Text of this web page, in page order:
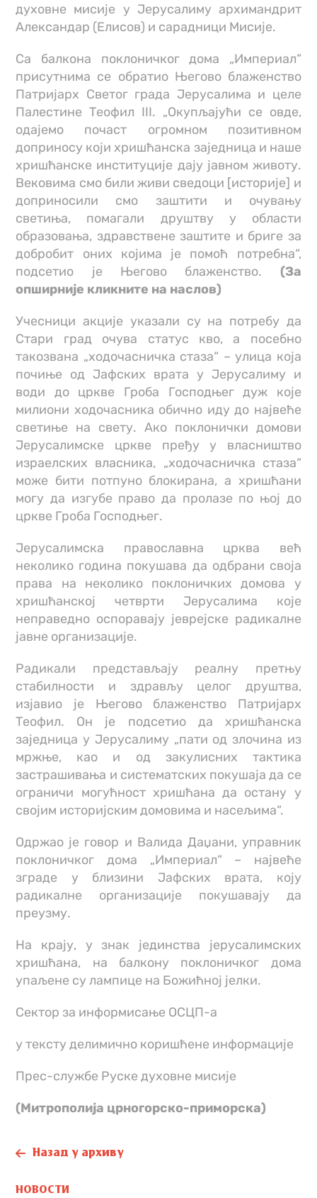
духовне мисије у Јерусалиму архимандрит
Александар (Елисов) и сарадници Мисије.
Са балкона поклоничког дома „Империал“
присутнима се обратио Његово блаженство
Патријарх Светог града Јерусалима и целе
Палестине Теофил III. „Окупљајући се овде,
одајемо почаст огромном позитивном
доприносу који хришћанска заједница и наше
хришћанске институције дају јавном животу.
Вековима смо били живи сведоци [историје] и
доприносили смо заштити и очувању
светиња, помагали друштву у области
образовања, здравствене заштите и бриге за
добробит оних којима је помоћ потребна“,
подсетио је Његово блаженство. (За
опширније кликните на наслов)
Учесници акције указали су на потребу да
Стари град очува статус кво, а посебно
такозвана „ходочасничка стаза“ – улица која
почиње од Јафских врата у Јерусалиму и
води до цркве Гроба Господњег дуж које
милиони ходочасника обично иду до највеће
светиње на свету. Ако поклонички домови
Јерусалимске цркве пређу у власништво
израелских власника, „ходочасничка стаза“
може бити потпуно блокирана, а хришћани
могу да изгубе право да пролазе по њој до
цркве Гроба Господњег.
Јерусалимска православна црква већ
неколико година покушава да одбрани своја
права на неколико поклоничких домова у
хришћанској четврти Јерусалима које
неправедно оспоравају јеврејске радикалне
јавне организације.
Радикали представљају реалну претњу
стабилности и здрављу целог друштва,
изјавио је Његово блаженство Патријарх
Теофил. Он је подсетио да хришћанска
заједница у Јерусалиму „пати од злочина из
мржње, као и од закулисних тактика
застрашивања и систематских покушаја да се
ограничи могућност хришћана да остану у
својим историјским домовима и насељима“.
Одржао је говор и Валида Даџани, управник
поклоничког дома „Империал“ – највеће
зграде у близини Јафских врата, коју
радикалне организације покушавају да
преузму.
На крају, у знак јединства јерусалимских
хришћана, на балкону поклоничког дома
упаљене су лампице на Божићној јелки.
Сектор за информисање ОСЦП-а
у тексту делимично коришћене информације
Прес-службе Руске духовне мисије
(Митрополија црногорско-приморска)
Назад у архиву
НОВОСТИ